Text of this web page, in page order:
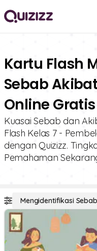
Kartu Flash
Sebab
Online
Kuasai Sebab dan
Flash Kelas 7 -
dengan Quizizz.
Pemahaman
Mengidentifikasi